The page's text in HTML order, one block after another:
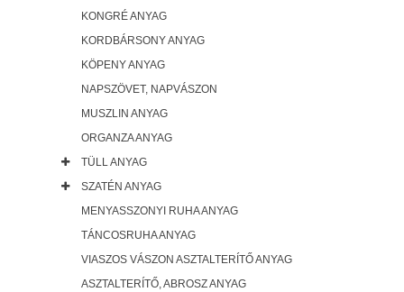
KONGRÉ ANYAG
KORDBÁRSONY ANYAG
KÖPENY ANYAG
NAPSZÖVET, NAPVÁSZON
MUSZLIN ANYAG
ORGANZA ANYAG
TÜLL ANYAG
SZATÉN ANYAG
MENYASSZONYI RUHA ANYAG
TÁNCOSRUHA ANYAG
VIASZOS VÁSZON ASZTALTERÍTŐ ANYAG
ASZTALTERÍTŐ, ABROSZ ANYAG